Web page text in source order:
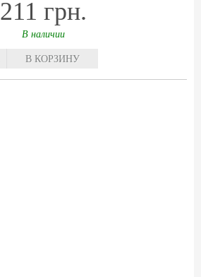
211 грн.
В наличии
В КОРЗИНУ